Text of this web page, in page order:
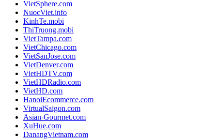
VietSphere.com
NuocViet.info
KinhTe.mobi
ThiTruong.mobi
VietTampa.com
VietChicago.com
VietSanJose.com
VietDenver.com
VietHDTV.com
VietHDRadio.com
VietHD.com
HanoiEcommerce.com
VirtualSaigon.com
Asian-Gourmet.com
XuHue.com
DanangVietnam.com